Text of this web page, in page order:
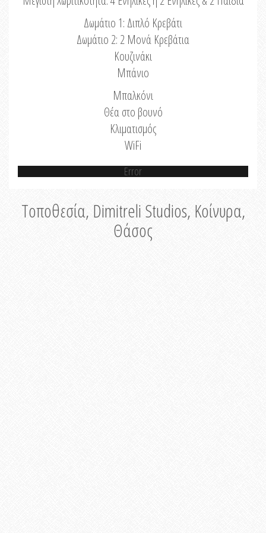
Δωμάτιο 1: Διπλό Κρεβάτι
Δωμάτιο 2: 2 Μονά Κρεβάτια
Κουζινάκι
Μπάνιο
Μπαλκόνι
Θέα στο βουνό
Κλιματισμός
WiFi
Error
Τοποθεσία, Dimitreli Studios, Κοίνυρα,
Θάσος